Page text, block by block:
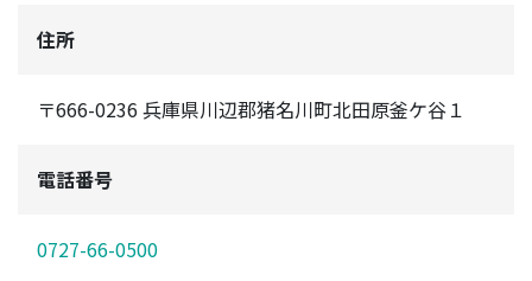
住所
〒666-0236 兵庫県川辺郡猪名川町北田原釜ケ谷１
電話番号
0727-66-0500